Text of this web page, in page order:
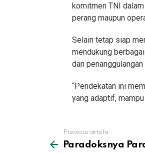
komitmen TNI
perang maupun
Selain tetap siap
mendukung
dan penanggulangan
“Pendekatan ini
yang adaptif,
more
Previous article
Paradoksnya